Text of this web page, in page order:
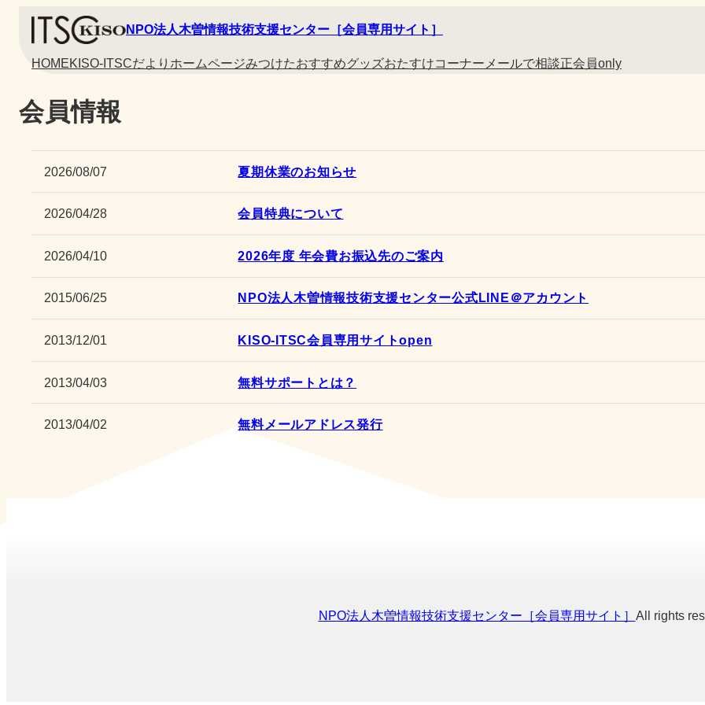
NPO法人木曽情報技術支援センター［会員専用サイト］
HOMEKISO-ITSCだより ホームページみつけたおすすめグッズおたすけコーナー メールで相談正会員only
会員情報
2026/08/07 夏期休業のお知らせ
2026/04/28 会員特典について
2026/04/10 2026年度 年会費お振込先のご案内
2015/06/25 NPO法人木曽情報技術支援センター公式LINE＠アカウント
2013/12/01 KISO-ITSC会員専用サイトopen
2013/04/03 無料サポートとは？
2013/04/02 無料メールアドレス発行
NPO法人木曽情報技術支援センター［会員専用サイト］ All rights